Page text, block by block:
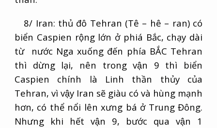
8/ Iran: thủ đô Tehran (Tê – hê – ran) có
biển Caspien rộng lớn ở phiá Bắc, chạy dài
từ nước Nga xuống đến phía BẮC Tehran
thì dừng lại, nên trong vận 9 thì biển
Caspien chính là Linh thần thủy của
Tehran, vì vậy Iran sẽ giàu có và hùng mạnh
hơn, có thể nổi lên xưng bá ở Trung Đông.
Nhưng khi hết vận 9, bước qua vận 1